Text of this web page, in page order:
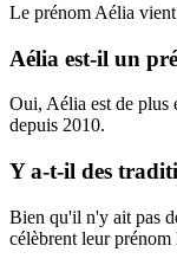
Le prénom Aélia
Aélia est-il un
Oui, Aélia est de plus
depuis 2010.
Y a-t-il des
Bien qu'il n'y ait pas
célèbrent leur